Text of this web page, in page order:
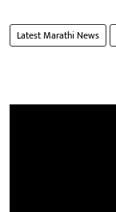
Latest Marathi News